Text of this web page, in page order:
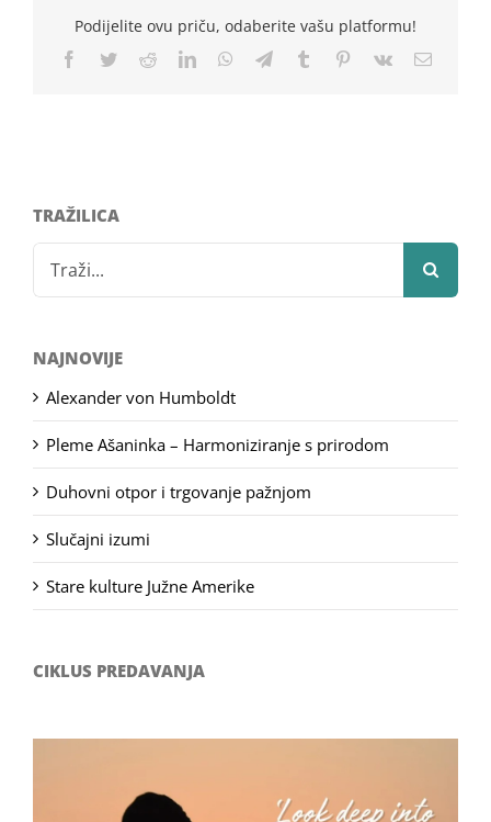
Podijelite ovu priču, odaberite vašu platformu!
Facebook
TwitterRedditLinkedInWhatsApp
TelegramTumblr Pinterest
Vk Email
TRAŽILICA
for:
NAJNOVIJE
Alexander von Humboldt
Pleme Ašaninka – Harmoniziranje s prirodom
Duhovni otpor i trgovanje pažnjom
Slučajni izumi
Stare kulture Južne Amerike
CIKLUS PREDAVANJA